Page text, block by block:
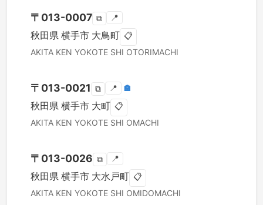
〒 013-0007 ⧉ 📍
秋田県 横手市 大鳥町 📋
AKITA KEN YOKOTE SHI OTORIMACHI
〒 013-0021 ⧉ 📍 🏣
秋田県 横手市 大町 📋
AKITA KEN YOKOTE SHI OMACHI
〒 013-0026 ⧉ 📍
秋田県 横手市 大水戸町 📋
AKITA KEN YOKOTE SHI OMIDOMACHI